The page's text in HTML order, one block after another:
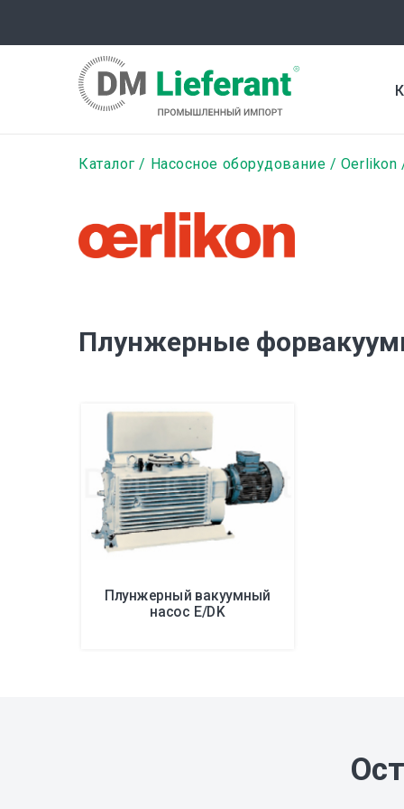
содержанию
Строка
навигации
Каталог Насосное оборудование Oerlikon
Плунжерные
Плунжерный вакуумный
насос E/DK